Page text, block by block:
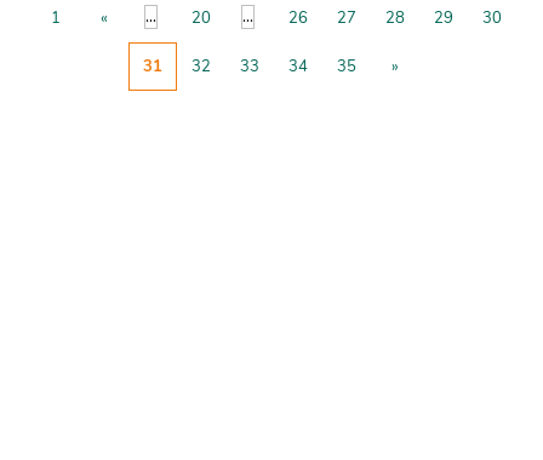
1 « ... 20 ... 26 27 28 29 30
31 32 33 34 35 »